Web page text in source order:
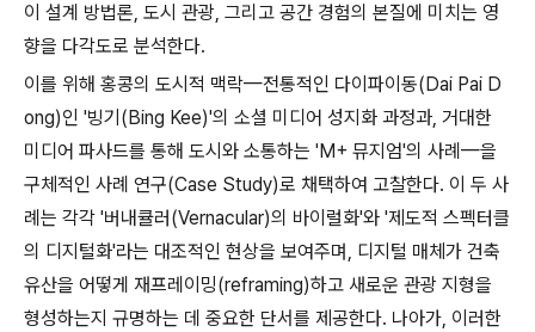
이 설계 방법론, 도시 관광, 그리고 공간 경험의 본질에 미치는 영
향을 다각도로 분석한다.
이를 위해 홍콩의 도시적 맥락—전통적인 다이파이동(Dai Pai D
ong)인 '빙기(Bing Kee)'의 소셜 미디어 성지화 과정과, 거대한
미디어 파사드를 통해 도시와 소통하는 'M+ 뮤지엄'의 사례—을
구체적인 사례 연구(Case Study)로 채택하여 고찰한다. 이 두 사
례는 각각 '버내큘러(Vernacular)의 바이럴화'와 '제도적 스펙터클
의 디지털화'라는 대조적인 현상을 보여주며, 디지털 매체가 건축
유산을 어떻게 재프레이밍(reframing)하고 새로운 관광 지형을
형성하는지 규명하는 데 중요한 단서를 제공한다. 나아가, 이러한